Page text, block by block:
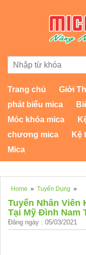
Trang chủ Giới
phát biểu mica
Móc khóa mica
chương mica
Kệ
Mica
Home » Tuyển Dụng »
Tuyển Nhân Viên
Tại Mỹ Đình Nam
Đăng ngày : 05/03/2021